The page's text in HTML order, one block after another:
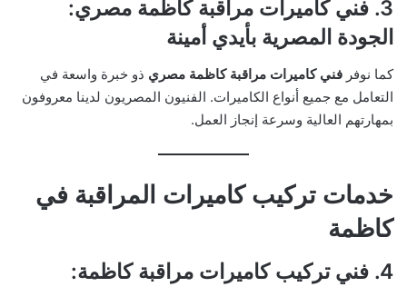
3. فني كاميرات مراقبة كاظمة مصري:
الجودة المصرية بأيدي أمينة
كما نوفر فني كاميرات مراقبة كاظمة مصري ذو خبرة واسعة في
التعامل مع جميع أنواع الكاميرات. الفنيون المصريون لدينا معروفون
بمهارتهم العالية وسرعة إنجاز العمل.
خدمات تركيب كاميرات المراقبة في
كاظمة
4. فني تركيب كاميرات مراقبة كاظمة: